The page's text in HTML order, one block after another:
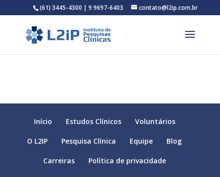
(61) 3445-4300 | 9 9697-6403 contato@l2ip.com.br
Início Estudos Clínicos Voluntários
O L2IP Pesquisa Clínica Equipe Blog
Carreiras Política de privacidade